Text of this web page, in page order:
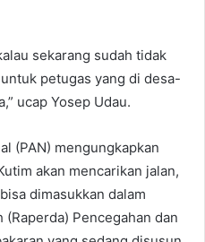
sekarang sudah tidak
petugas yang di desa-
ucap Yosep Udau.
(PAN) mengungkapkan
akan mencarikan jalan,
dimasukkan dalam
(Raperda) Pencegahan dan